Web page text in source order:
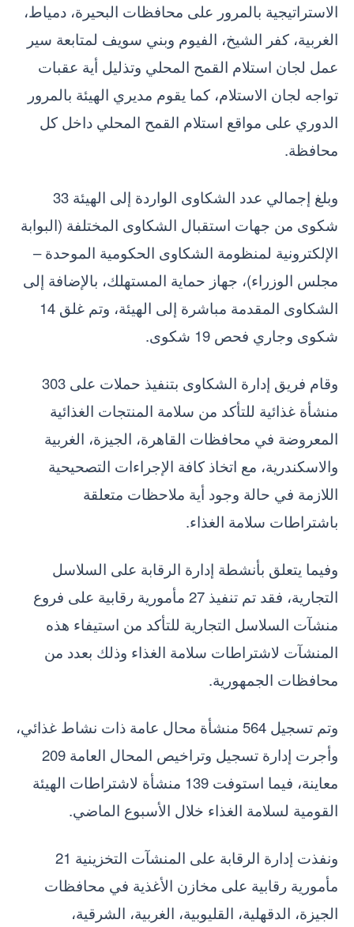
الاستراتيجية بالمرور على محافظات البحيرة، دمياط،
الغربية، كفر الشيخ، الفيوم وبني سويف لمتابعة سير
عمل لجان استلام القمح المحلي وتذليل أية عقبات
تواجه لجان الاستلام، كما يقوم مديري الهيئة بالمرور
الدوري على مواقع استلام القمح المحلي داخل كل
محافظة.
وبلغ إجمالي عدد الشكاوى الواردة إلى الهيئة 33
شكوى من جهات استقبال الشكاوى المختلفة (البوابة
الإلكترونية لمنظومة الشكاوى الحكومية الموحدة –
مجلس الوزراء)، جهاز حماية المستهلك، بالإضافة إلى
الشكاوى المقدمة مباشرة إلى الهيئة، وتم غلق 14
شكوى وجاري فحص 19 شكوى.
وقام فريق إدارة الشكاوى بتنفيذ حملات على 303
منشأة غذائية للتأكد من سلامة المنتجات الغذائية
المعروضة في محافظات القاهرة، الجيزة، الغربية
والاسكندرية، مع اتخاذ كافة الإجراءات التصحيحية
اللازمة في حالة وجود أية ملاحظات متعلقة
باشتراطات سلامة الغذاء.
وفيما يتعلق بأنشطة إدارة الرقابة على السلاسل
التجارية، فقد تم تنفيذ 27 مأمورية رقابية على فروع
منشآت السلاسل التجارية للتأكد من استيفاء هذه
المنشآت لاشتراطات سلامة الغذاء وذلك بعدد من
محافظات الجمهورية.
وتم تسجيل 564 منشأة محال عامة ذات نشاط غذائي،
وأجرت إدارة تسجيل وتراخيص المحال العامة 209
معاينة، فيما استوفت 139 منشأة لاشتراطات الهيئة
القومية لسلامة الغذاء خلال الأسبوع الماضي.
ونفذت إدارة الرقابة على المنشآت التخزينية 21
مأمورية رقابية على مخازن الأغذية في محافظات
الجيزة، الدقهلية، القليوبية، الغربية، الشرقية،